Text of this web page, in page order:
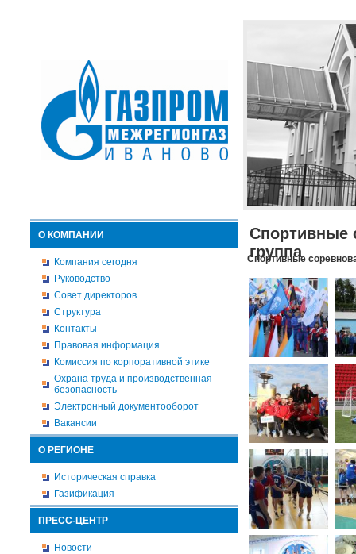
О КОМПАНИИ
Компания сегодня
Руководство
Совет директоров
Структура
Контакты
Правовая информация
Комиссия по корпоративной этике
Охрана труда и производственная
безопасность
Электронный документооборот
Вакансии
О РЕГИОНЕ
Историческая справка
Газификация
ПРЕСС-ЦЕНТР
Новости
Спортивные
группа
Спортивные